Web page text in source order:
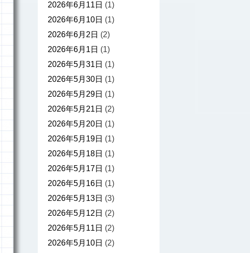
2026年6月11日 (1)
2026年6月10日 (1)
2026年6月2日 (2)
2026年6月1日 (1)
2026年5月31日 (1)
2026年5月30日 (1)
2026年5月29日 (1)
2026年5月21日 (2)
2026年5月20日 (1)
2026年5月19日 (1)
2026年5月18日 (1)
2026年5月17日 (1)
2026年5月16日 (1)
2026年5月13日 (3)
2026年5月12日 (2)
2026年5月11日 (2)
2026年5月10日 (2)